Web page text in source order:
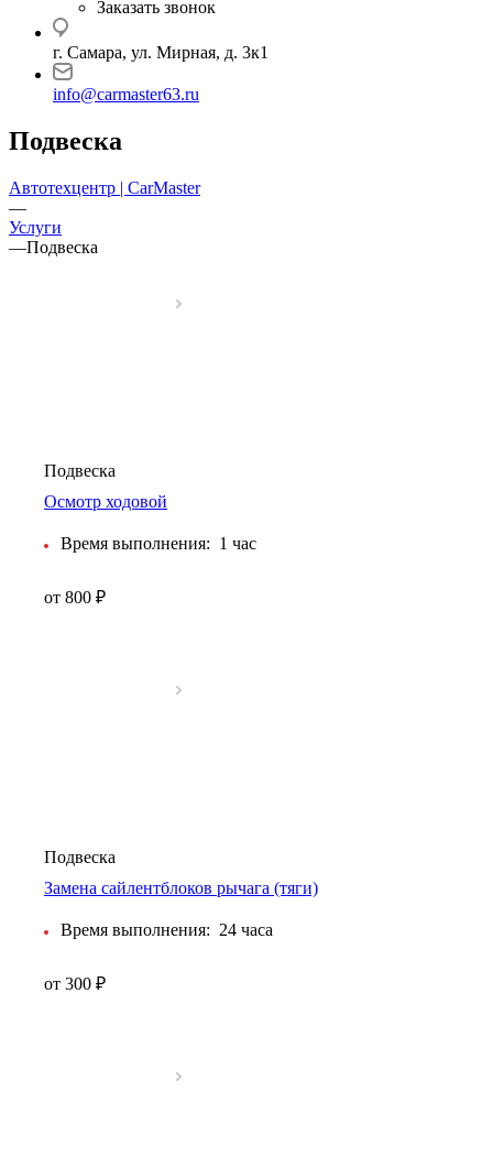
Заказать звонок
г. Самара, ул. Мирная, д. 3к1
info@carmaster63.ru
Подвеска
Автотехцентр | CarMaster
—
Услуги
—Подвеска
Подвеска
Осмотр ходовой
Время выполнения: 1 час
от 800 ₽
Подвеска
Замена сайлентблоков рычага (тяги)
Время выполнения: 24 часа
от 300 ₽